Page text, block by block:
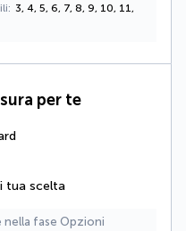
3, 4, 5, 6, 7, 8, 9, 10, 11,
per te
tua scelta
nella fase Opzioni